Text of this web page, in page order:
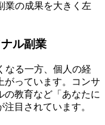
業の成果を大きく左
ル副業
なる一方、個人の経
がっています。コンサ
の教育など「あなたに
目されています。